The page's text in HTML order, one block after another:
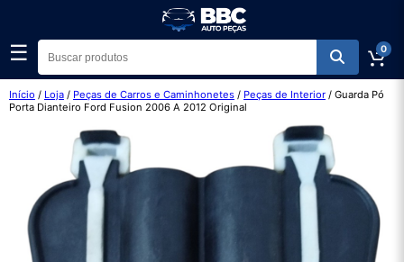
☰ 0
Início / Loja / Peças de Carros e Caminhonetes / Peças de Interior / Guarda Pó
Porta Dianteiro Ford Fusion 2006 A 2012 Original